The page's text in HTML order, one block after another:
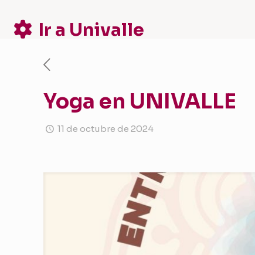
Ir a Univalle
Yoga en UNIVALLE
11 de octubre de 2024